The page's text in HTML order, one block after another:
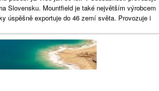
Slovensku. Mountfield je také největším výrobcem
úspěšně exportuje do 46 zemí světa. Provozuje i